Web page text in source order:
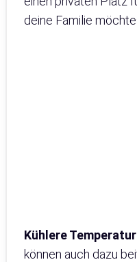
deine Familie
Kühlere
können auch dazu